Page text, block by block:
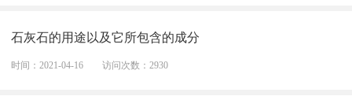
石灰石的用途以及它所包含的成分
时间：2021-04-16 访问次数：2930